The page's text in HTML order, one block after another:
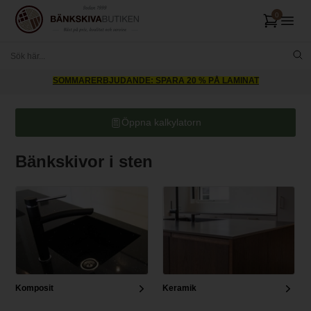
SOMMARERBJUDANDE: SPARA 20 % PÅ LAMINAT
Öppna kalkylatorn
Bänkskivor i sten
Komposit Keramik